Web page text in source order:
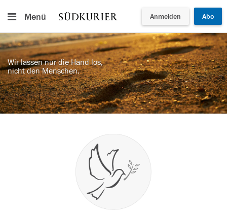
Menü Anmelden Abo
Wir lassen nur die Hand los,
nicht den Menschen.